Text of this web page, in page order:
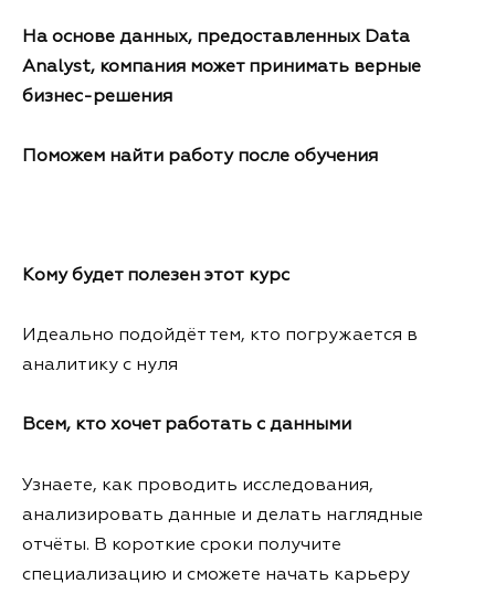
На основе данных, предоставленных Data
Analyst, компания может принимать верные
бизнес-решения
Поможем найти работу после обучения
Кому будет полезен этот курс
Идеально подойдёт тем, кто погружается в
аналитику с нуля
Всем, кто хочет работать с данными
Узнаете, как проводить исследования,
анализировать данные и делать наглядные
отчёты. В короткие сроки получите
специализацию и сможете начать карьеру